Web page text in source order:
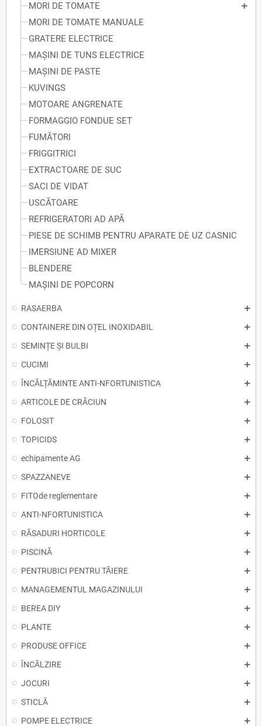
MORI DE TOMATE
MORI DE TOMATE MANUALE
GRATERE ELECTRICE
MAȘINI DE TUNS ELECTRICE
MAȘINI DE PASTE
KUVINGS
MOTOARE ANGRENATE
FORMAGGIO FONDUE SET
FUMĂTORI
FRIGGITRICI
EXTRACTOARE DE SUC
SACI DE VIDAT
USCĂTOARE
REFRIGERATORI AD APĂ
PIESE DE SCHIMB PENTRU APARATE DE UZ CASNIC
IMERSIUNE AD MIXER
BLENDERE
MAȘINI DE POPCORN
RASAERBA
CONTAINERE DIN OȚEL INOXIDABIL
SEMINȚE ȘI BULBI
CUCIMI
ÎNCĂLȚĂMINTE ANTI-NFORTUNISTICA
ARTICOLE DE CRĂCIUN
FOLOSIT
TOPICIDS
echipamente AG
SPAZZANEVE
FITOde reglementare
ANTI-NFORTUNISTICA
RĂSADURI HORTICOLE
PISCINĂ
PENTRUBICI PENTRU TĂIERE
MANAGEMENTUL MAGAZINULUI
BEREA DIY
PLANTE
PRODUSE OFFICE
ÎNCĂLZIRE
JOCURI
STICLĂ
POMPE ELECTRICE